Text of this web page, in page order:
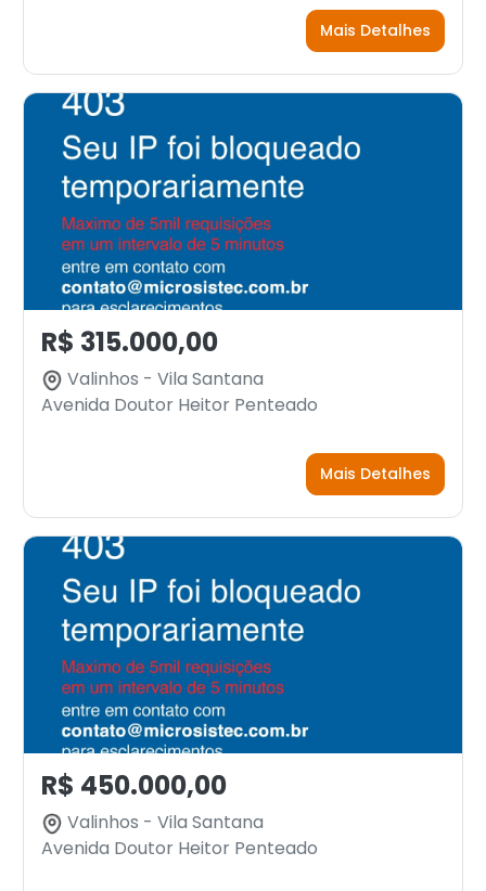
Mais Detalhes
R$ 315.000,00
Valinhos - Vila Santana
Avenida Doutor Heitor Penteado
Mais Detalhes
R$ 450.000,00
Valinhos - Vila Santana
Avenida Doutor Heitor Penteado